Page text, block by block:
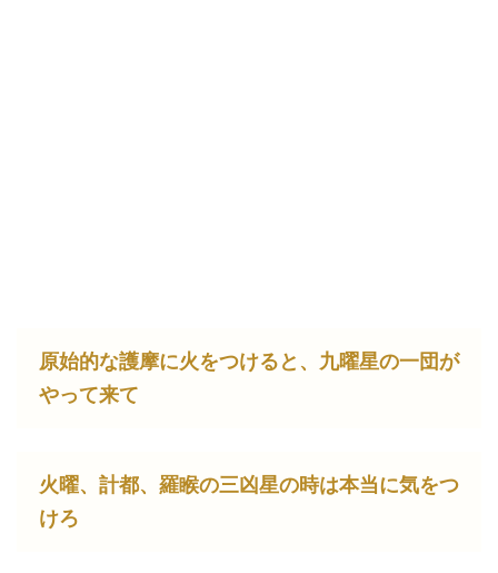
原始的な護摩に火をつけると、九曜星の一団が
やって来て
火曜、計都、羅睺の三凶星の時は本当に気をつ
けろ